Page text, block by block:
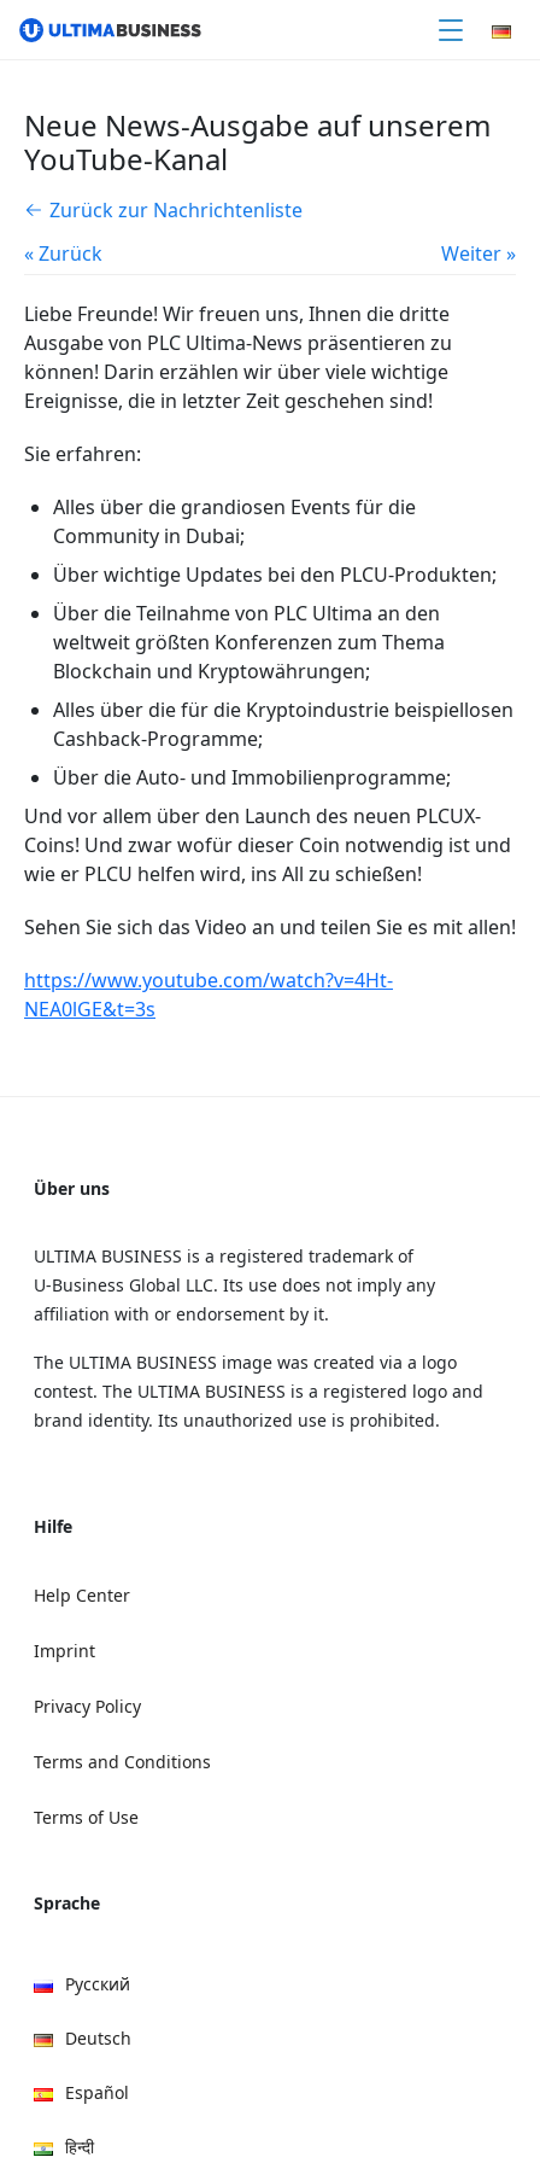
Neue News-Ausgabe auf unserem
YouTube-Kanal
Zurück zur Nachrichtenliste
« Zurück
Weiter »
Liebe Freunde! Wir freuen uns, Ihnen die dritte
Ausgabe von PLC Ultima-News präsentieren zu
können! Darin erzählen wir über viele wichtige
Ereignisse, die in letzter Zeit geschehen sind!
Sie erfahren:
Alles über die grandiosen Events für die
Community in Dubai;
Über wichtige Updates bei den PLCU-Produkten;
Über die Teilnahme von PLC Ultima an den
weltweit größten Konferenzen zum Thema
Blockchain und Kryptowährungen;
Alles über die für die Kryptoindustrie beispiellosen
Cashback-Programme;
Über die Auto- und Immobilienprogramme;
Und vor allem über den Launch des neuen PLCUX-
Coins! Und zwar wofür dieser Coin notwendig ist und
wie er PLCU helfen wird, ins All zu schießen!
Sehen Sie sich das Video an und teilen Sie es mit allen!
https://www.youtube.com/watch?v=4Ht-
NEA0lGE&t=3s
Über uns
ULTIMA BUSINESS is a registered trademark of
U‑Business Global LLC. Its use does not imply any
affiliation with or endorsement by it.
The ULTIMA BUSINESS image was created via a logo
contest. The ULTIMA BUSINESS is a registered logo and
brand identity. Its unauthorized use is prohibited.
Hilfe
Help Center
Imprint
Privacy Policy
Terms and Conditions
Terms of Use
Sprache
Русский
Deutsch
Español
हिन्दी